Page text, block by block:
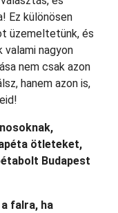
Ez különösen
üzemeltetünk, és
valami nagyon
nem csak azon
hanem azon is,
ötleteket,
Budapest
falra, ha